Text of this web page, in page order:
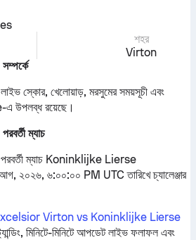
শহর
Virton
স্কোর, খেলোয়াড়, মরসুমের সময়সূচী এবং
উপলব্ধ রয়েছে।
ম্যাচ
ম্যাচ Koninklijke Lierse
২০২৬, ৬:০০:০০ PM UTC তারিখে চ্যালেঞ্জার
Virton vs Koninklijke Lierse
মিনিটে-মিনিটে আপডেট লাইভ ফলাফল এবং